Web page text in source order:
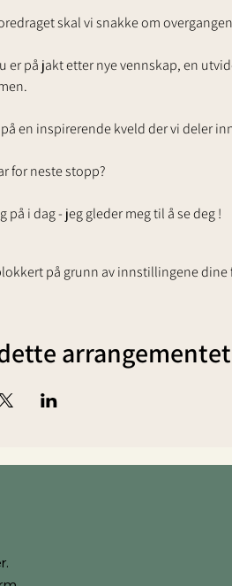
skal vi snakke om
er på jakt etter nye vennskap, en
en inspirerende kveld der vi deler
for neste stopp?
på i dag - jeg gleder meg til å se deg !
på grunn av innstillingene
arrangementet